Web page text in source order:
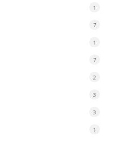
1
7
1
7
2
3
3
1